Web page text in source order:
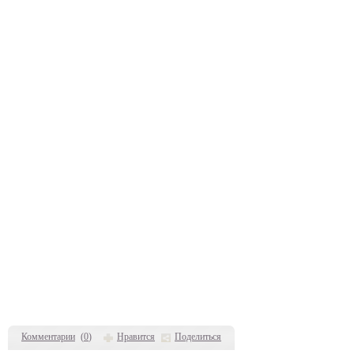
Комментарии (0) Нравится Поделиться